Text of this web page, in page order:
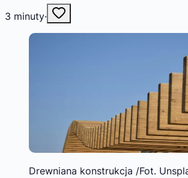
3 minuty·
Drewniana konstrukcja /Fot.